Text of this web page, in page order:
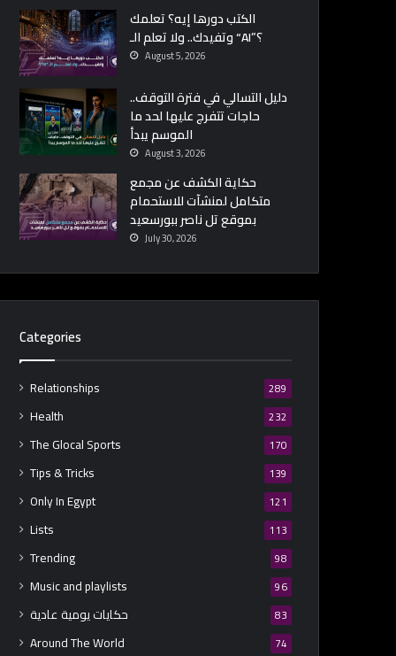
الكتب دورها إيه؟ تعلمك
وتفيدك.. ولا تعلم الـ “AI”؟
August 5, 2026
دليل التسالي في فترة التوقف..
حاجات تتفرج عليها لحد ما
الموسم يبدأ
August 3, 2026
حكاية الكشف عن مجمع
متكامل لمنشآت للاستحمام
بموقع تل ناصر ببورسعيد
July 30, 2026
Categories
Relationships 289
Health 232
The Glocal Sports 170
Tips & Tricks 139
Only In Egypt 121
Lists 113
Trending 98
Music and playlists 96
حكايات يومية عادية 83
Around The World 74